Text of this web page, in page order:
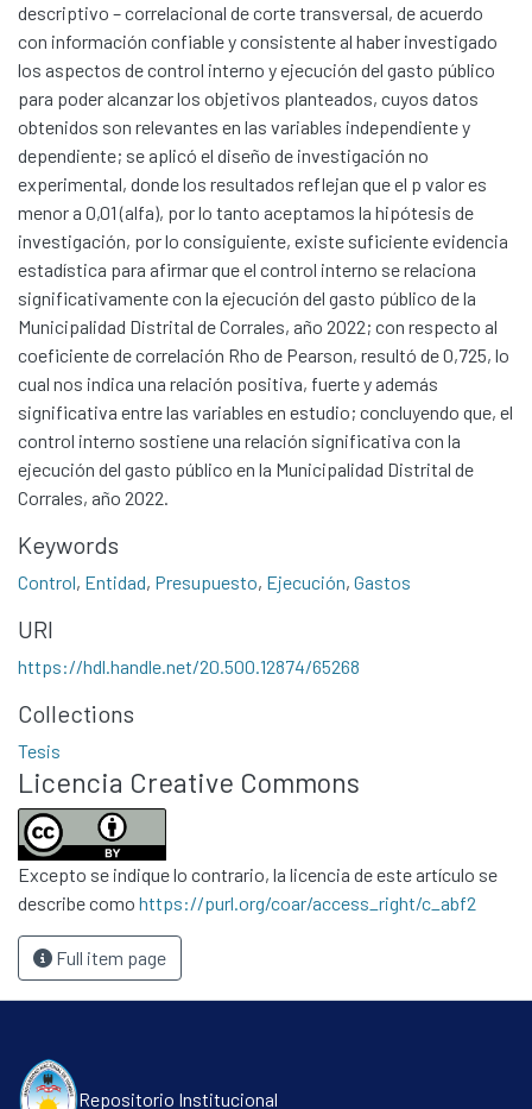
Communities & Collections
Statistics
Políticas
descriptivo – correlacional de corte transversal, de acuerdo
con información confiable y consistente al haber investigado
los aspectos de control interno y ejecución del gasto público
para poder alcanzar los objetivos planteados, cuyos datos
obtenidos son relevantes en las variables independiente y
dependiente; se aplicó el diseño de investigación no
experimental, donde los resultados reflejan que el p valor es
menor a 0,01 (alfa), por lo tanto aceptamos la hipótesis de
investigación, por lo consiguiente, existe suficiente evidencia
estadística para afirmar que el control interno se relaciona
significativamente con la ejecución del gasto público de la
Municipalidad Distrital de Corrales, año 2022; con respecto al
coeficiente de correlación Rho de Pearson, resultó de 0,725, lo
cual nos indica una relación positiva, fuerte y además
significativa entre las variables en estudio; concluyendo que, el
control interno sostiene una relación significativa con la
ejecución del gasto público en la Municipalidad Distrital de
Corrales, año 2022.
Keywords
Control, Entidad, Presupuesto, Ejecución, Gastos
URI
https://hdl.handle.net/20.500.12874/65268
Collections
Tesis
Licencia Creative Commons
Excepto se indique lo contrario, la licencia de este artículo se
describe como https://purl.org/coar/access_right/c_abf2
Full item page
Repositorio Institucional